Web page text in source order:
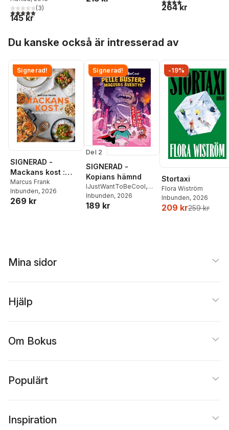
5,0utav 5 stjärnor. Totalt antal röster:
(3)
145 kr
264 kr
Du kanske också är intresserad av
Signerad!
SIGNERAD -
Mackans kost :
Middagar och
matlådor
Marcus Frank
Inbunden, 2026
269 kr
Signerad!
Del 2
SIGNERAD -
Kopians hämnd
IJustWantToBeCool,
Joel Adolphson
Ejdemo Beer
Inbunden, 2026
189 kr
-19%
Stortaxi
Flora Wiström
Inbunden, 2026
209 kr259 kr
Mina sidor
Hjälp
Om Bokus
Populärt
Inspiration